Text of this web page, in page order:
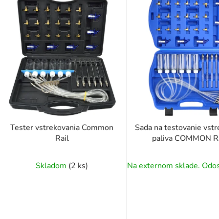
Tester vstrekovania Common
Rail
Skladom (2 ks)
Sada na testovanie
paliva COMMON